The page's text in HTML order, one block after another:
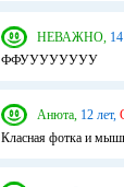
НЕВАЖНО,
ФФУУУУУУУУ
Анюта, 12 лет,
Класная фотка и